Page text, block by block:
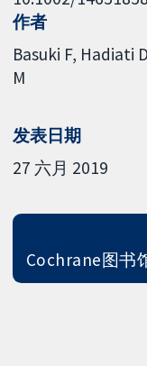
作者
Basuki F Hadiati
M
发表日期
27 六月 2019
Cochrane图书